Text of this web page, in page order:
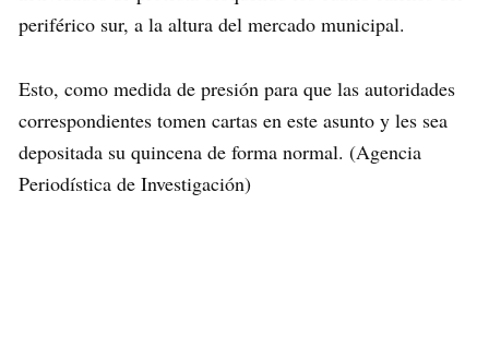
periférico sur, a la altura del mercado municipal.
Esto, como medida de presión para que las autoridades
correspondientes tomen cartas en este asunto y les sea
depositada su quincena de forma normal. (Agencia
Periodística de Investigación)